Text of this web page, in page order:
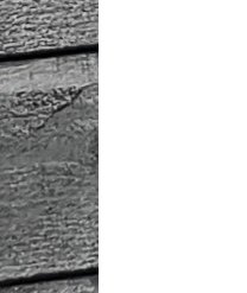
p
a
t
í